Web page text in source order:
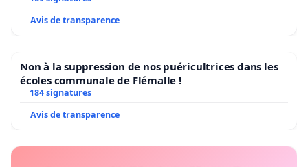
Avis de transparence
Non à la suppression de nos puéricultrices dans les
écoles communale de Flémalle !
184 signatures
Avis de transparence